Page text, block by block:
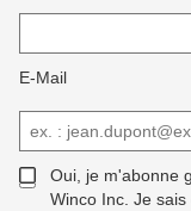
E-Mail
Oui, je m'abonne
Winco Inc. Je